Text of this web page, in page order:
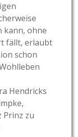
kann, ohne
fällt, erlaubt
schon
Hendricks
Prinz zu